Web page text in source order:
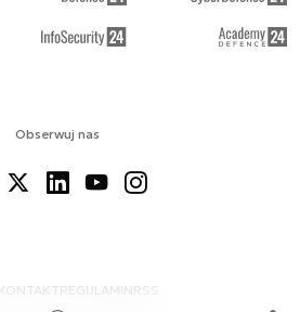
Obserwuj nas
KONTAKTREGULAMINRSS